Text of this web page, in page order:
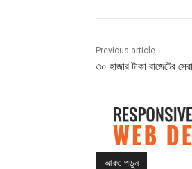
Previous article
৩০ হাজার টাকা বাজেটের
আরও পড়ুন